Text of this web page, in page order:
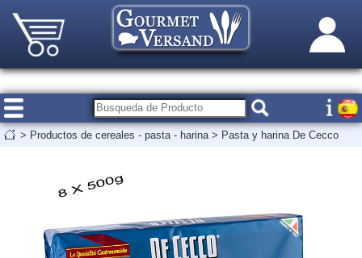
> Productos de cereales - pasta - harina > Pasta y harina De Cecco